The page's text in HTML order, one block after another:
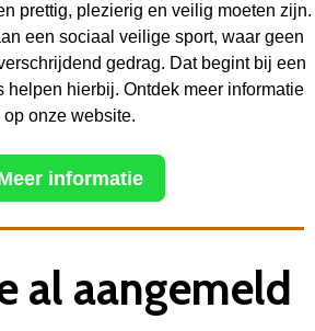
prettig, plezierig en veilig moeten zijn.
een sociaal veilige sport, waar geen
gedrag. Dat begint bij een
helpen hierbij. Ontdek meer informatie
op onze website.
informatie
al aangemeld